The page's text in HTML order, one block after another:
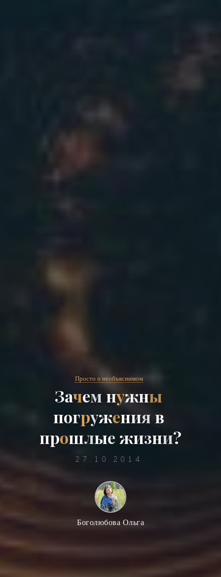
Просто о необъяснимом
Зачем нужны
погружения в
прошлые жизни?
27.10.2014
Боголюбова Ольга